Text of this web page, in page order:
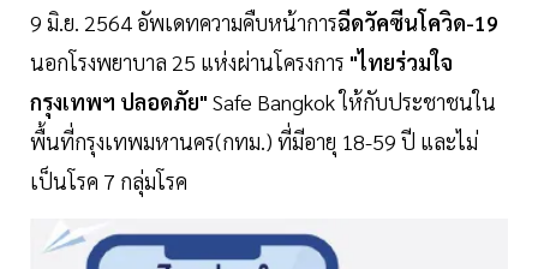
9 มิ.ย. 2564 อัพเดทความคืบหน้าการฉีดวัคซีนโควิด-19
นอกโรงพยาบาล 25 แห่งผ่านโครงการ "ไทยร่วมใจ
กรุงเทพฯ ปลอดภัย" Safe Bangkok ให้กับประชาชนใน
พื้นที่กรุงเทพมหานคร(กทม.) ที่มีอายุ 18-59 ปี และไม่
เป็นโรค 7 กลุ่มโรค